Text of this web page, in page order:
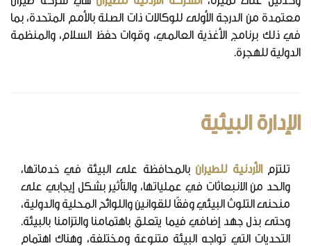
معتمدة من الدرجة الأولى للوكالات ذات الصلة بالأمم المتحدة، بما
في ذلك برنامج الأغذية العالمي، وقوات حفظ السلام، والمنظمة
الدولية للهجرة.
الإدارة البيئية
تلتزمالأردنية للطيران بالمحافظة على البيئة في خدماتها،
والحد من الانبعاثات في عملياتها، والتأثير بشكل إيجابي على
منحنى التلوث البيئي وفقًا للقوانين واللوائح المحلية والدولية،
وحتى بذل جهد إضافي فيما يتعلق باهتمامنا والتزامنا بالبيئة.
التحديات التي تواجه البيئة متنوعة ومختلفة، وهناك اهتمام